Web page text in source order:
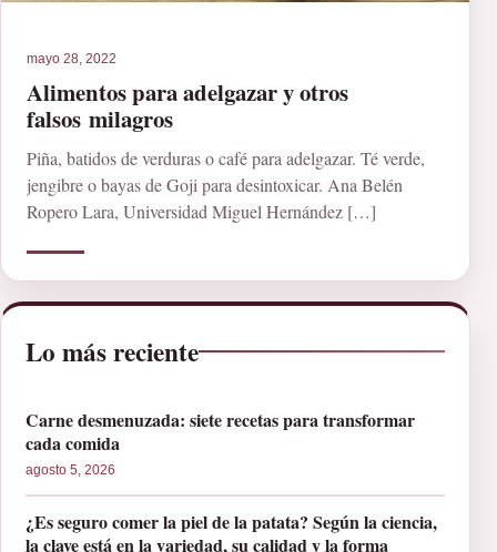
mayo 28, 2022
Alimentos para adelgazar y otros
falsos milagros
Piña, batidos de verduras o café para adelgazar. Té verde,
jengibre o bayas de Goji para desintoxicar. Ana Belén
Ropero Lara, Universidad Miguel Hernández […]
Lo más reciente
Carne desmenuzada: siete recetas para transformar
cada comida
agosto 5, 2026
¿Es seguro comer la piel de la patata? Según la ciencia,
la clave está en la variedad, su calidad y la forma